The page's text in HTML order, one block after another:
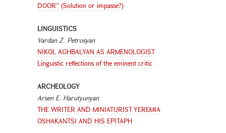
DOOR” (Solution or impasse?)
LINGUISTICS
Vardan Z. Petrosyan
NIKOL AGHBALYAN AS ARMENOLOGIST
Linguistic reflections of the eminent critic
ARCHEOLOGY
Arsen E. Harutyunyan
THE WRITER AND MINIATURIST YEREMIA
OSHAKANTSI AND HIS EPITAPH